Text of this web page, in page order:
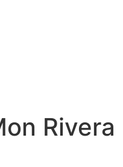
Rivera